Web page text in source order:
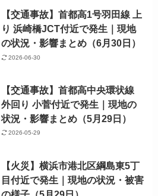
【交通事故】首都高1号羽田線 上
り 浜崎橋JCT付近で発生｜現地
の状況・影響まとめ（6月30日）
2026-06-30
【交通事故】首都高中央環状線
外回り 小菅付近で発生｜現地の
状況・影響まとめ（5月29日）
2026-05-29
【火災】横浜市港北区綱島東5丁
目付近で発生｜現地の状況・被害